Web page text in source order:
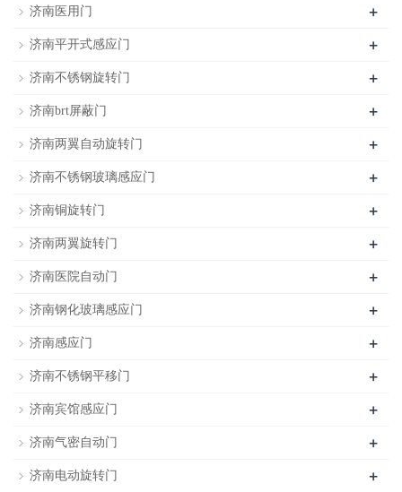
济南医用门 +
济南平开式感应门 +
济南不锈钢旋转门 +
济南brt屏蔽门 +
济南两翼自动旋转门 +
济南不锈钢玻璃感应门 +
济南铜旋转门 +
济南两翼旋转门 +
济南医院自动门 +
济南钢化玻璃感应门 +
济南感应门 +
济南不锈钢平移门 +
济南宾馆感应门 +
济南气密自动门 +
济南电动旋转门 +